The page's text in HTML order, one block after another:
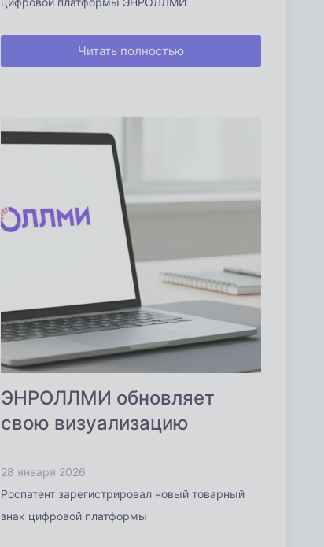
Читать полностью
ЭНРОЛЛМИ обновляет
свою визуализацию
28 января 2026
Роспатент зарегистрировал новый товарный
знак цифровой платформы